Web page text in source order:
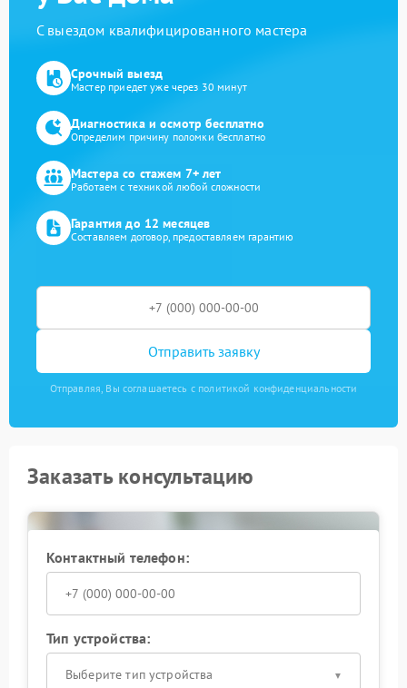
С выездом квалифицированного мастера
Срочный выезд
Мастер приедет уже через 30 минут
Диагностика и осмотр бесплатно
Определим причину поломки бесплатно
Мастера со стажем 7+ лет
Работаем с техникой любой сложности
Гарантия до 12 месяцев
Составляем договор, предоставляем гарантию
Отправить заявку
Отправляя, Вы соглашаетесь с политикой конфиденциальности
Заказать консультацию
Контактный телефон:
Тип устройства:
Выберите тип устройства